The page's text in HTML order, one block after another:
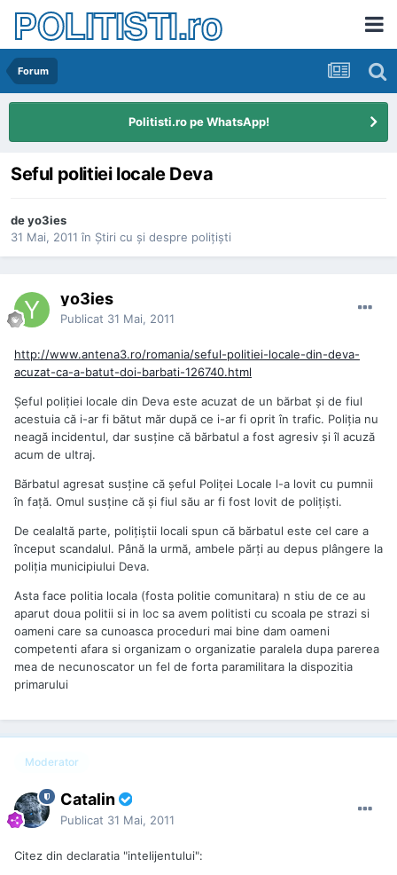
POLITISTI.ro
Forum
Politisti.ro pe WhatsApp!
Seful politiei locale Deva
deyo3ies
31 Mai, 2011 în Ştiri cu şi despre poliţişti
yo3ies
Publicat 31 Mai, 2011
http://www.antena3.ro/romania/seful-politiei-locale-din-deva-
acuzat-ca-a-batut-doi-barbati-126740.html
Şeful poliţiei locale din Deva este acuzat de un bărbat şi de fiul
acestuia că i-ar fi bătut măr după ce i-ar fi oprit în trafic. Poliţia nu
neagă incidentul, dar susţine că bărbatul a fost agresiv şi îl acuză
acum de ultraj.
Bărbatul agresat susţine că şeful Poliţei Locale l-a lovit cu pumnii
în faţă. Omul susţine că şi fiul său ar fi fost lovit de poliţişti.
De cealaltă parte, poliţiştii locali spun că bărbatul este cel care a
început scandalul. Până la urmă, ambele părţi au depus plângere la
poliţia municipiului Deva.
Asta face politia locala (fosta politie comunitara) n stiu de ce au
aparut doua politii si in loc sa avem politisti cu scoala pe strazi si
oameni care sa cunoasca proceduri mai bine dam oameni
competenti afara si organizam o organizatie paralela dupa parerea
mea de necunoscator un fel de forta paramilitara la dispozitia
primarului
Moderator
Catalin
Publicat 31 Mai, 2011
Citez din declaratia "intelijentului":